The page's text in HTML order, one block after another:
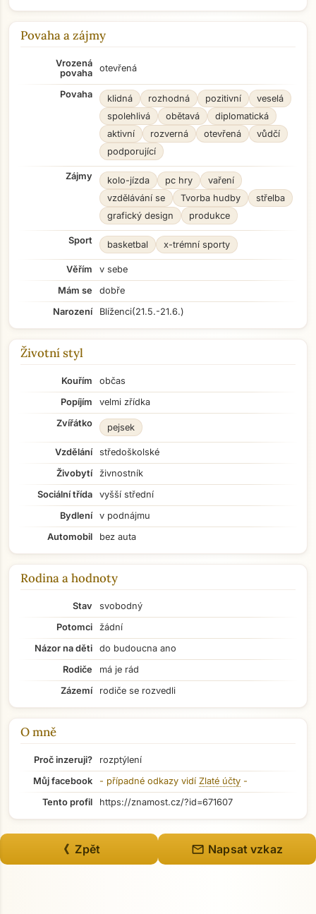
Povaha a zájmy
Vrozená
povaha
otevřená
Povaha klidná rozhodná pozitivní
veselá
spolehlivá
obětavá
diplomatická
aktivní
rozverná otevřená
vůdčí
podporující
Zájmy kolo-jízda pc hry
vaření
vzdělávání se
Tvorba hudby
střelba
grafický design
produkce
Sport basketbal x-trémní sporty
Věřím
v sebe
Mám se
dobře
Narození
Blíženci(21.5.-21.6.)
Životní styl
Kouřím
občas
Popíjím
velmi zřídka
Zvířátko
pejsek
Vzdělání
středoškolské
Živobytí
živnostník
Sociální třída
vyšší střední
Bydlení
v podnájmu
Automobil
bez auta
Rodina a hodnoty
Stav
svobodný
Potomci
žádní
Názor na děti
do budoucna ano
Rodiče
má je rád
Zázemí
rodiče se rozvedli
O mně
Proč inzeruji?
rozptýlení
Můj facebook
- případné odkazy vidí Zlaté účty -
Tento profil
https://znamost.cz/?id=671607
《 Zpět mail Napsat vzkaz